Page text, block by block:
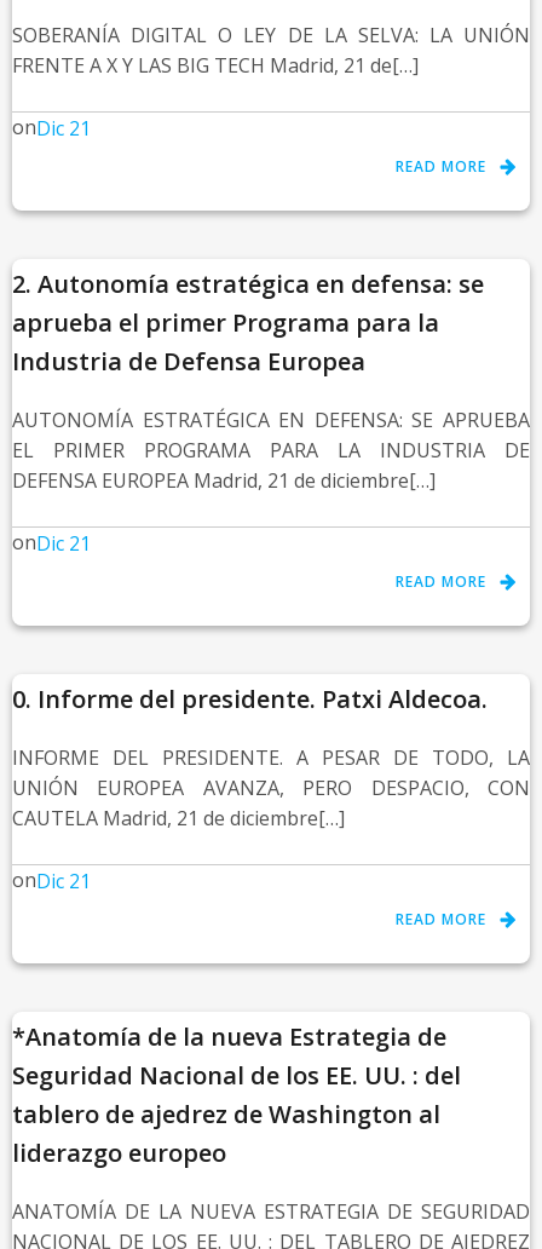
SOBERANÍA DIGITAL O LEY DE LA SELVA: LA UNIÓN
FRENTE A X Y LAS BIG TECH Madrid, 21 de[…]
onDic 21
READ MORE
2. Autonomía estratégica en defensa: se
aprueba el primer Programa para la
Industria de Defensa Europea
AUTONOMÍA ESTRATÉGICA EN DEFENSA: SE APRUEBA
EL PRIMER PROGRAMA PARA LA INDUSTRIA DE
DEFENSA EUROPEA Madrid, 21 de diciembre[…]
onDic 21
READ MORE
0. Informe del presidente. Patxi Aldecoa.
INFORME DEL PRESIDENTE. A PESAR DE TODO, LA
UNIÓN EUROPEA AVANZA, PERO DESPACIO, CON
CAUTELA Madrid, 21 de diciembre[…]
onDic 21
READ MORE
*Anatomía de la nueva Estrategia de
Seguridad Nacional de los EE. UU. : del
tablero de ajedrez de Washington al
liderazgo europeo
ANATOMÍA DE LA NUEVA ESTRATEGIA DE SEGURIDAD
NACIONAL DE LOS EE. UU. : DEL TABLERO DE AJEDREZ